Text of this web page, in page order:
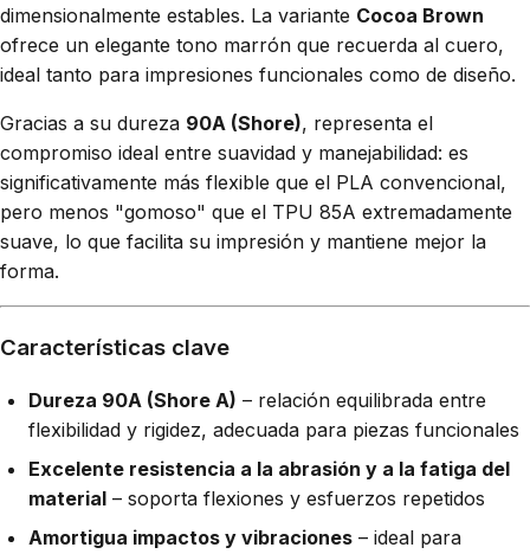
dimensionalmente estables. La variante Cocoa Brown
ofrece un elegante tono marrón que recuerda al cuero,
ideal tanto para impresiones funcionales como de diseño.
Gracias a su dureza 90A (Shore), representa el
compromiso ideal entre suavidad y manejabilidad: es
significativamente más flexible que el PLA convencional,
pero menos "gomoso" que el TPU 85A extremadamente
suave, lo que facilita su impresión y mantiene mejor la
forma.
Características clave
Dureza 90A (Shore A) – relación equilibrada entre
flexibilidad y rigidez, adecuada para piezas funcionales
Excelente resistencia a la abrasión y a la fatiga del
material – soporta flexiones y esfuerzos repetidos
Amortigua impactos y vibraciones – ideal para